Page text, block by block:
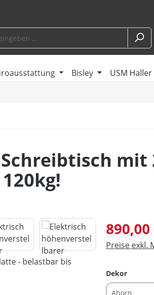
Bisley USM Haller
mit
Regulärer
890,00
Preise exkl.
Dekor